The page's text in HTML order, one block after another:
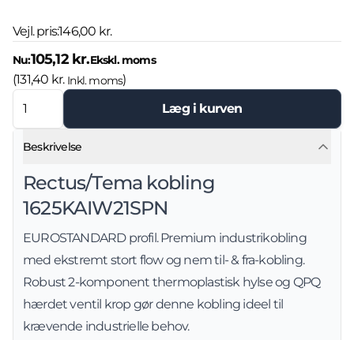
Vejl. pris:146,00 kr.
Nu:105,12 kr.Ekskl. moms
(131,40 kr. Inkl. moms)
Læg i kurven
Beskrivelse
Rectus/Tema kobling
1625KAIW21SPN
EUROSTANDARD profil. Premium industrikobling
med ekstremt stort flow og nem til- & fra-kobling.
Robust 2-komponent thermoplastisk hylse og QPQ
hærdet ventil krop gør denne kobling ideel til
krævende industrielle behov.